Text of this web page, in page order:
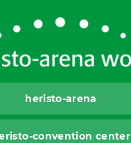
heristo-arena
convention center